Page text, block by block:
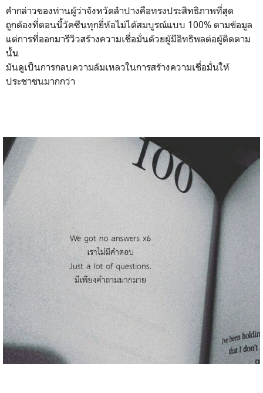
คำกล่าวของท่านผู้ว่าจังหวัดลำปางคือทรงประสิทธิภาพที่สุด
ถูกต้องที่ตอนนี้วัคซีนทุกยี่ห้อไม่ได้สมบูรณ์แบบ 100% ตามข้อมูล
แต่การที่ออกมารีวิวสร้างความเชื่อมั่นด้วยผู้มีอิทธิพลต่อผู้ติดตาม
นั้น
มันดูเป็นการกลบความล้มเหลวในการสร้างความเชื่อมั่นให้
ประชาชนมากกว่า